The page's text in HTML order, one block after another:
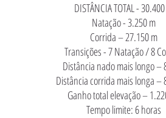
DISTÂNCIA TOTAL -
Natação - 3.250 m
Corrida – 27.150 m
Transições - 7 Natação / 8
Distância nado mais longo –
Distância corrida mais longa –
Ganho total elevação –
Tempo limite: 6 horas